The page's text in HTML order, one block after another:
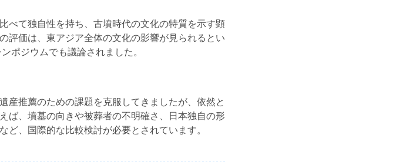
べて独自性を持ち、古墳時代の文化の特質を示す顕
評価は、東アジア全体の文化の影響が見られるとい
ポジウムでも議論されました。
産推薦のための課題を克服してきましたが、依然と
ば、墳墓の向きや被葬者の不明確さ、日本独自の形
、国際的な比較検討が必要とされています。